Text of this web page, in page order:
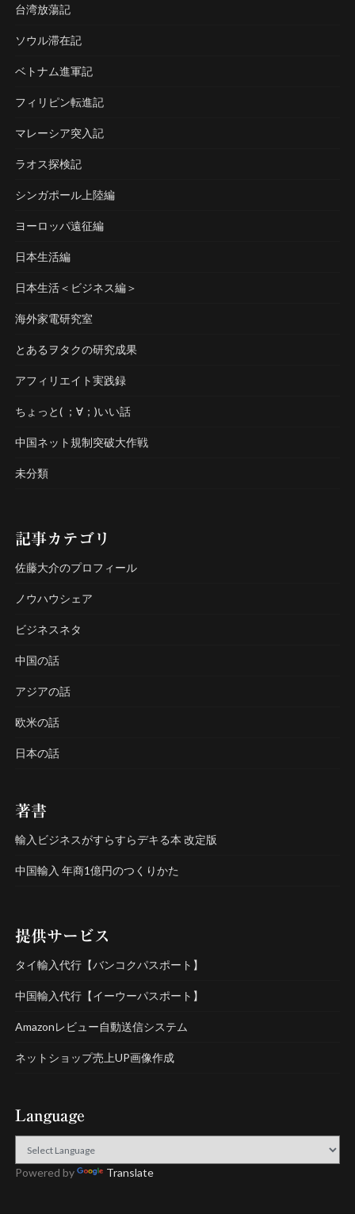
台湾放蕩記
ソウル滞在記
ベトナム進軍記
フィリピン転進記
マレーシア突入記
ラオス探検記
シンガポール上陸編
ヨーロッパ遠征編
日本生活編
日本生活＜ビジネス編＞
海外家電研究室
とあるヲタクの研究成果
アフィリエイト実践録
ちょっと( ；∀；)いい話
中国ネット規制突破大作戦
未分類
記事カテゴリ
佐藤大介のプロフィール
ノウハウシェア
ビジネスネタ
中国の話
アジアの話
欧米の話
日本の話
著書
輸入ビジネスがすらすらデキる本 改定版
中国輸入 年商1億円のつくりかた
提供サービス
タイ輸入代行【バンコクパスポート】
中国輸入代行【イーウーパスポート】
Amazonレビュー自動送信システム
ネットショップ売上UP画像作成
Language
Powered by Translate